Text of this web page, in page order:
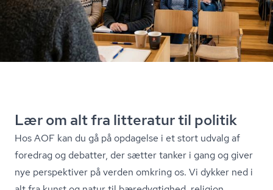
Lær om alt fra litteratur til politik
Hos AOF kan du gå på opdagelse i et stort udvalg af
foredrag og debatter, der sætter tanker i gang og giver
nye perspektiver på verden omkring os. Vi dykker ned i